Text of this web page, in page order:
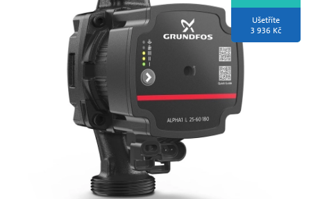
Ušetříte
3 936 Kč